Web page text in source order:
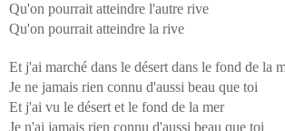
Qu'on pourrait atteindre l'autre rive
Qu'on pourrait atteindre la rive
Et j'ai marché dans le désert dans le fond de la
Je ne jamais rien connu d'aussi beau que toi
Et j'ai vu le désert et le fond de la mer
Je n'ai jamais rien connu d'aussi beau que toi